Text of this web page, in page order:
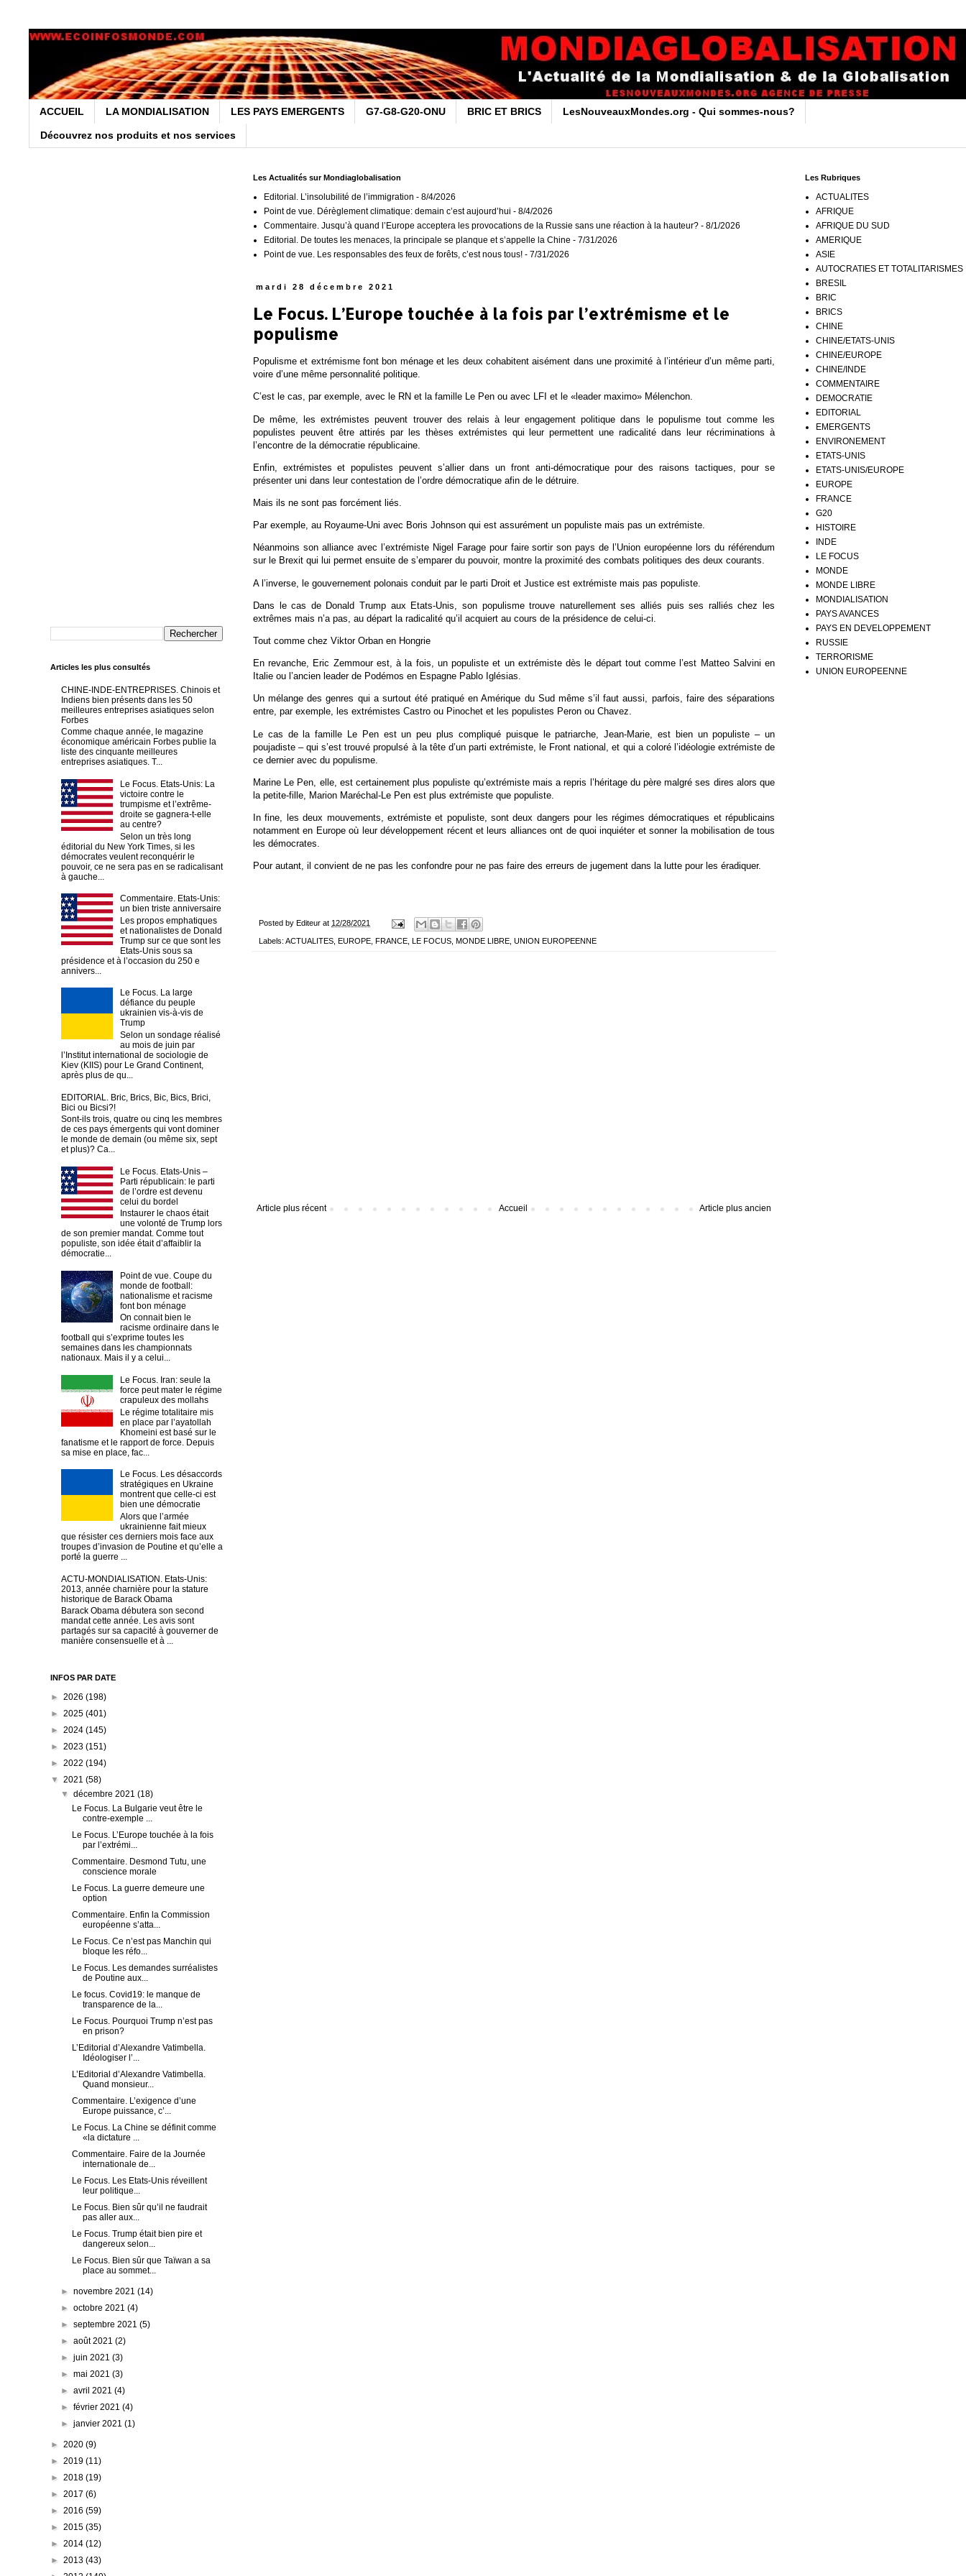
ACCUEIL LA MONDIALISATION LES PAYS EMERGENTS G7-G8-G20-ONU BRIC ET BRICS LesNouveauxMondes.org - Qui sommes-nous?
Découvrez nos produits et nos services
Les Actualités sur Mondiaglobalisation
Editorial. L’insolubilité de l’immigration - 8/4/2026
Point de vue. Dérèglement climatique: demain c’est aujourd’hui - 8/4/2026
Commentaire. Jusqu’à quand l’Europe acceptera les provocations de la Russie sans une réaction à la hauteur? - 8/1/2026
Editorial. De toutes les menaces, la principale se planque et s’appelle la Chine - 7/31/2026
Point de vue. Les responsables des feux de forêts, c’est nous tous! - 7/31/2026
mardi 28 décembre 2021
Le Focus. L’Europe touchée à la fois par l’extrémisme et le
populisme
Populisme et extrémisme font bon ménage et les deux cohabitent aisément dans une proximité à l’intérieur d’un même parti,
voire d’une même personnalité politique.
C’est le cas, par exemple, avec le RN et la famille Le Pen ou avec LFI et le «leader maximo» Mélenchon.
De même, les extrémistes peuvent trouver des relais à leur engagement politique dans le populisme tout comme les
populistes peuvent être attirés par les thèses extrémistes qui leur permettent une radicalité dans leur récriminations à
l’encontre de la démocratie républicaine.
Enfin, extrémistes et populistes peuvent s’allier dans un front anti-démocratique pour des raisons tactiques, pour se
présenter uni dans leur contestation de l’ordre démocratique afin de le détruire.
Mais ils ne sont pas forcément liés.
Par exemple, au Royaume-Uni avec Boris Johnson qui est assurément un populiste mais pas un extrémiste.
Néanmoins son alliance avec l’extrémiste Nigel Farage pour faire sortir son pays de l’Union européenne lors du référendum
sur le Brexit qui lui permet ensuite de s’emparer du pouvoir, montre la proximité des combats politiques des deux courants.
A l’inverse, le gouvernement polonais conduit par le parti Droit et Justice est extrémiste mais pas populiste.
Dans le cas de Donald Trump aux Etats-Unis, son populisme trouve naturellement ses alliés puis ses ralliés chez les
extrêmes mais n’a pas, au départ la radicalité qu’il acquiert au cours de la présidence de celui-ci.
Tout comme chez Viktor Orban en Hongrie
En revanche, Eric Zemmour est, à la fois, un populiste et un extrémiste dès le départ tout comme l’est Matteo Salvini en
Italie ou l’ancien leader de Podémos en Espagne Pablo Iglésias.
Un mélange des genres qui a surtout été pratiqué en Amérique du Sud même s’il faut aussi, parfois, faire des séparations
entre, par exemple, les extrémistes Castro ou Pinochet et les populistes Peron ou Chavez.
Le cas de la famille Le Pen est un peu plus compliqué puisque le patriarche, Jean-Marie, est bien un populiste – un
poujadiste – qui s’est trouvé propulsé à la tête d’un parti extrémiste, le Front national, et qui a coloré l’idéologie extrémiste de
ce dernier avec du populisme.
Marine Le Pen, elle, est certainement plus populiste qu’extrémiste mais a repris l’héritage du père malgré ses dires alors que
la petite-fille, Marion Maréchal-Le Pen est plus extrémiste que populiste.
In fine, les deux mouvements, extrémiste et populiste, sont deux dangers pour les régimes démocratiques et républicains
notamment en Europe où leur développement récent et leurs alliances ont de quoi inquiéter et sonner la mobilisation de tous
les démocrates.
Pour autant, il convient de ne pas les confondre pour ne pas faire des erreurs de jugement dans la lutte pour les éradiquer.
Posted by Editeur at 12/28/2021
Labels: ACTUALITES EUROPE FRANCE LE FOCUS MONDE LIBRE UNION EUROPEENNE
Article plus récent Article plus ancien
Accueil
Articles les plus consultés
CHINE-INDE-ENTREPRISES. Chinois et
Indiens bien présents dans les 50
meilleures entreprises asiatiques selon
Forbes
Comme chaque année, le magazine
économique américain Forbes publie la
liste des cinquante meilleures
entreprises asiatiques. T...
Le Focus. Etats-Unis: La
victoire contre le
trumpisme et l’extrême-
droite se gagnera-t-elle
au centre?
Selon un très long
éditorial du New York Times, si les
démocrates veulent reconquérir le
pouvoir, ce ne sera pas en se radicalisant
à gauche...
Commentaire. Etats-Unis:
un bien triste anniversaire
Les propos emphatiques
et nationalistes de Donald
Trump sur ce que sont les
Etats-Unis sous sa
présidence et à l’occasion du 250 e
annivers...
Le Focus. La large
défiance du peuple
ukrainien vis-à-vis de
Trump
Selon un sondage réalisé
au mois de juin par
l’Institut international de sociologie de
Kiev (KIIS) pour Le Grand Continent,
après plus de qu...
EDITORIAL. Bric, Brics, Bic, Bics, Brici,
Bici ou Bicsi?!
Sont-ils trois, quatre ou cinq les membres
de ces pays émergents qui vont dominer
le monde de demain (ou même six, sept
et plus)? Ca...
Le Focus. Etats-Unis –
Parti républicain: le parti
de l’ordre est devenu
celui du bordel
Instaurer le chaos était
une volonté de Trump lors
de son premier mandat. Comme tout
populiste, son idée était d’affaiblir la
démocratie...
Point de vue. Coupe du
monde de football:
nationalisme et racisme
font bon ménage
On connait bien le
racisme ordinaire dans le
football qui s’exprime toutes les
semaines dans les championnats
nationaux. Mais il y a celui...
Le Focus. Iran: seule la
force peut mater le régime
crapuleux des mollahs
Le régime totalitaire mis
en place par l’ayatollah
Khomeini est basé sur le
fanatisme et le rapport de force. Depuis
sa mise en place, fac...
Le Focus. Les désaccords
stratégiques en Ukraine
montrent que celle-ci est
bien une démocratie
Alors que l’armée
ukrainienne fait mieux
que résister ces derniers mois face aux
troupes d’invasion de Poutine et qu’elle a
porté la guerre ...
ACTU-MONDIALISATION. Etats-Unis:
2013, année charnière pour la stature
historique de Barack Obama
Barack Obama débutera son second
mandat cette année. Les avis sont
partagés sur sa capacité à gouverner de
manière consensuelle et à ...
INFOS PAR DATE
► 2026 (198)
► 2025 (401)
► 2024 (145)
► 2023 (151)
► 2022 (194)
▼ 2021 (58)
▼décembre 2021(18)
Le Focus. La Bulgarie veut être le
contre-exemple ...
Le Focus. L’Europe touchée à la fois
par l’extrémi...
Commentaire. Desmond Tutu, une
conscience morale
Le Focus. La guerre demeure une
option
Commentaire. Enfin la Commission
européenne s’atta...
Le Focus. Ce n’est pas Manchin qui
bloque les réfo...
Le Focus. Les demandes surréalistes
de Poutine aux...
Le focus. Covid19: le manque de
transparence de la...
Le Focus. Pourquoi Trump n’est pas
en prison?
L’Editorial d’Alexandre Vatimbella.
Idéologiser l’...
L’Editorial d’Alexandre Vatimbella.
Quand monsieur...
Commentaire. L’exigence d’une
Europe puissance, c’...
Le Focus. La Chine se définit comme
«la dictature ...
Commentaire. Faire de la Journée
internationale de...
Le Focus. Les Etats-Unis réveillent
leur politique...
Le Focus. Bien sûr qu’il ne faudrait
pas aller aux...
Le Focus. Trump était bien pire et
dangereux selon...
Le Focus. Bien sûr que Taïwan a sa
place au sommet...
►novembre 2021(14)
►octobre 2021(4)
►septembre 2021(5)
►août 2021(2)
►juin 2021(3)
►mai 2021(3)
►avril 2021(4)
►février 2021(4)
►janvier 2021(1)
► 2020 (9)
► 2019 (11)
► 2018 (19)
► 2017 (6)
► 2016 (59)
► 2015 (35)
► 2014 (12)
► 2013 (43)
Les Rubriques
ACTUALITES
AFRIQUE
AFRIQUE DU SUD
AMERIQUE
ASIE
AUTOCRATIES ET TOTALITARISMES
BRESIL
BRIC
BRICS
CHINE
CHINE/ETATS-UNIS
CHINE/EUROPE
CHINE/INDE
COMMENTAIRE
DEMOCRATIE
EDITORIAL
EMERGENTS
ENVIRONEMENT
ETATS-UNIS
ETATS-UNIS/EUROPE
EUROPE
FRANCE
G20
HISTOIRE
INDE
LE FOCUS
MONDE
MONDE LIBRE
MONDIALISATION
PAYS AVANCES
PAYS EN DEVELOPPEMENT
RUSSIE
TERRORISME
UNION EUROPEENNE